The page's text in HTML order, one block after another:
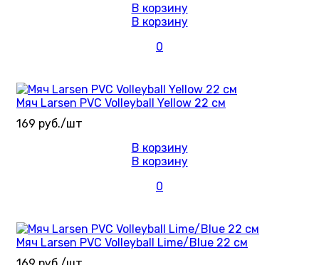
В корзину
В корзину
0
Мяч Larsen PVC Volleyball Yellow 22 см
169 руб./шт
В корзину
В корзину
0
Мяч Larsen PVC Volleyball Lime/Blue 22 см